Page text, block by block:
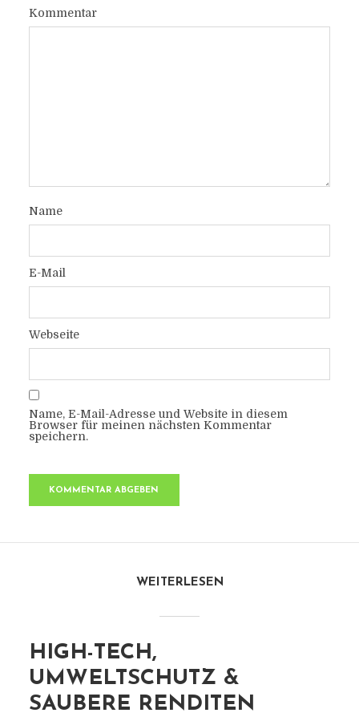
Kommentar
Name
E-Mail
Webseite
Name, E-Mail-Adresse und Website in diesem
Browser für meinen nächsten Kommentar
speichern.
WEITERLESEN
HIGH-TECH,
UMWELTSCHUTZ &
SAUBERE RENDITEN